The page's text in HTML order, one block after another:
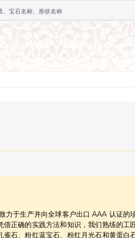
于生产并向全球客户出口 AAA 认证的
正确的实践方法和知识，我们熟练的工
石、粉红蓝宝石、粉红月光石和黄蛋白